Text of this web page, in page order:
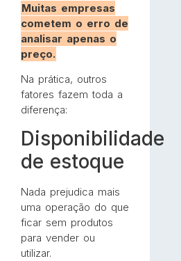
Muitas empresas
cometem o erro de
analisar apenas o
preço.
Na prática, outros
fatores fazem toda a
diferença:
Disponibilidade
de estoque
Nada prejudica mais
uma operação do que
ficar sem produtos
para vender ou
utilizar.